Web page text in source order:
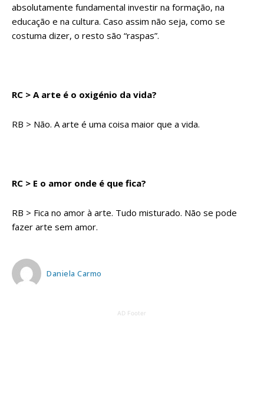
absolutamente fundamental investir na formação, na
educação e na cultura. Caso assim não seja, como se
costuma dizer, o resto são “raspas”.
RC > A arte é o oxigénio da vida?
RB > Não. A arte é uma coisa maior que a vida.
RC > E o amor onde é que fica?
RB > Fica no amor à arte. Tudo misturado. Não se pode
fazer arte sem amor.
Daniela Carmo
AD Footer